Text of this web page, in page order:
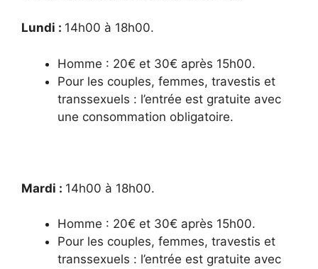
Lundi : 14h00 à 18h00.
Homme : 20€ et 30€ après 15h00.
Pour les couples, femmes, travestis et
transsexuels : l’entrée est gratuite avec
une consommation obligatoire.
Mardi : 14h00 à 18h00.
Homme : 20€ et 30€ après 15h00.
Pour les couples, femmes, travestis et
transsexuels : l’entrée est gratuite avec